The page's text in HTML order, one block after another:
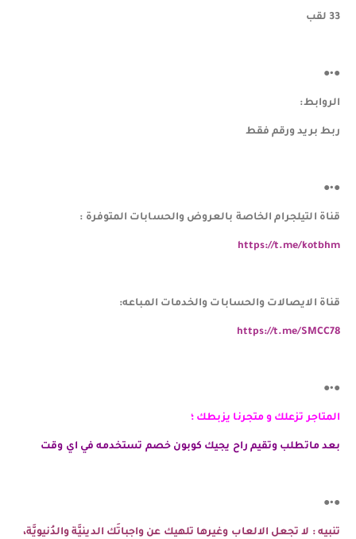
33 لقب
●•●
الروابط:
ربط بريد ورقم فقط
●•●
قناة التيلجرام الخاصة بالعروض والحسابات المتوفرة :
https://t.me/kotbhm
قناة الايصالات والحسابات والخدمات المباعه:
https://t.me/SMCC78
●•●
المتاجر تزعلك و متجرنا يزبطك ؛
بعد ماتطلب وتقيم راح يجيك كوبون خصم تستخدمه في اي وقت
●•●
تنبيه : لا تجعل الالعاب وغيرها تلهيك عن واجباتَك الدينيَّة والدُنيويَّة،